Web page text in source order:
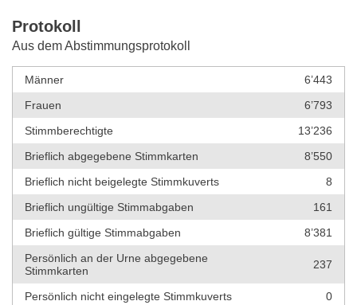
Protokoll
Aus dem Abstimmungsprotokoll
Männer
6’443
Frauen
6’793
Stimmberechtigte
13’236
Brieflich abgegebene Stimmkarten
8’550
Brieflich nicht beigelegte Stimmkuverts
8
Brieflich ungültige Stimmabgaben
161
Brieflich gültige Stimmabgaben
8’381
Persönlich an der Urne abgegebene
Stimmkarten
237
Persönlich nicht eingelegte Stimmkuverts 0